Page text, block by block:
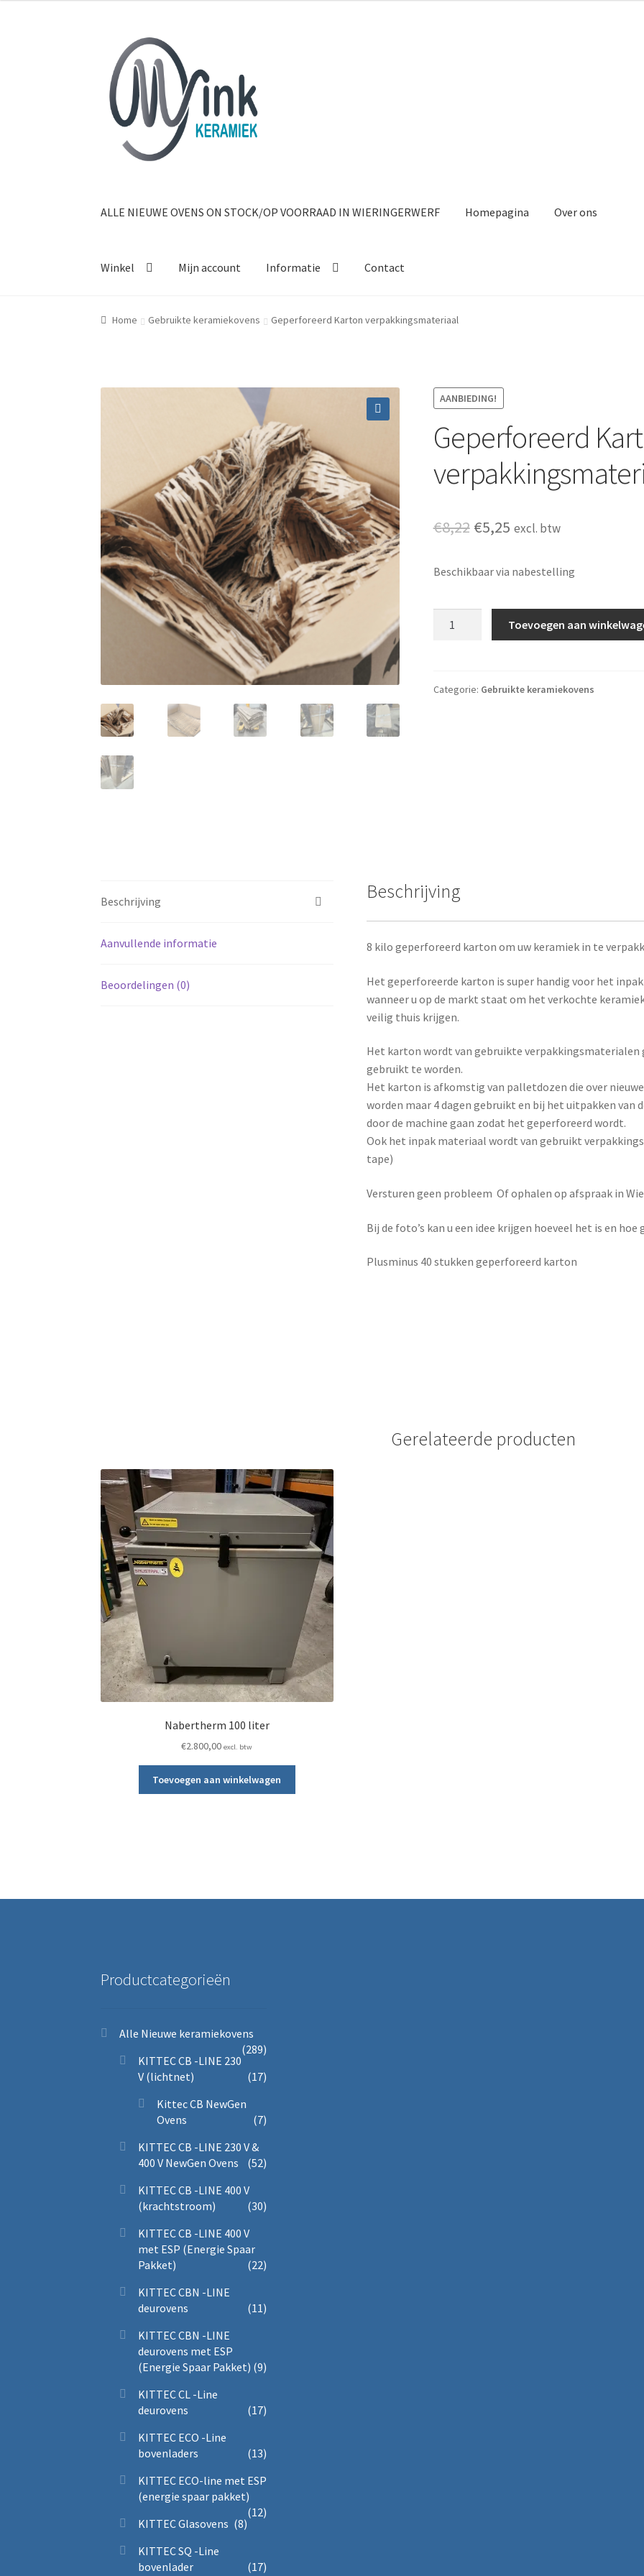
Ga door naar navigatie
Ga naar de inhoud
ALLE NIEUWE OVENS ON STOCK/OP VOORRAAD IN WIERINGERWERF Homepagina Over ons
Winkel Mijn account Informatie Contact
Home Gebruikte keramiekovens Geperforeerd Karton verpakkingsmateriaal
AANBIEDING!
Geperforeerd
€8,22 Oorspronkelijke prijs
€5,25Huidige prijs is:
excl. btw
Beschikbaar via nabestelling
Toevoegen aan
Categorie: Gebruikte keramiekovens
Beschrijving
Aanvullende informatie
Beoordelingen (0)
Beschrijving
8 kilo geperforeerd karton om uw keramiek in te
Het geperforeerde karton is super handig voor het
wanneer u op de markt staat om het verkochte
veilig thuis krijgen.
Het karton wordt van gebruikte verpakkingsmaterialen
gebruikt te worden.
Het karton is afkomstig van palletdozen die over
worden maar 4 dagen gebruikt en bij het uitpakken van
door de machine gaan zodat het geperforeerd wordt.
Ook het inpak materiaal wordt van gebruikt
tape)
Versturen geen probleem Of ophalen op afspraak in
Bij de foto’s kan u een idee krijgen hoeveel het is en
Plusminus 40 stukken geperforeerd karton
Gerelateerde producten
Nabertherm 100 liter
€2.800,00 excl. btw
Toevoegen aan winkelwagen
Productcategorieën
Alle Nieuwe keramiekovens
(289)
KITTEC CB -LINE 230
V (lichtnet)
(17)
Kittec CB NewGen
Ovens
(7)
KITTEC CB -LINE 230 V &
400 V NewGen Ovens
(52)
KITTEC CB -LINE 400 V
(krachtstroom)
(30)
KITTEC CB -LINE 400 V
met ESP (Energie Spaar
Pakket)
(22)
KITTEC CBN -LINE
deurovens
(11)
KITTEC CBN -LINE
deurovens met ESP
(Energie Spaar Pakket) (9)
KITTEC CL -Line
deurovens
(17)
KITTEC ECO -Line
bovenladers
(13)
KITTEC ECO-line met ESP
(energie spaar pakket)
(12)
KITTEC Glasovens (8)
KITTEC SQ -Line
bovenlader
(17)